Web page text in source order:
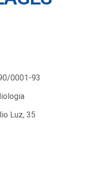
0001-93
Luz, 35